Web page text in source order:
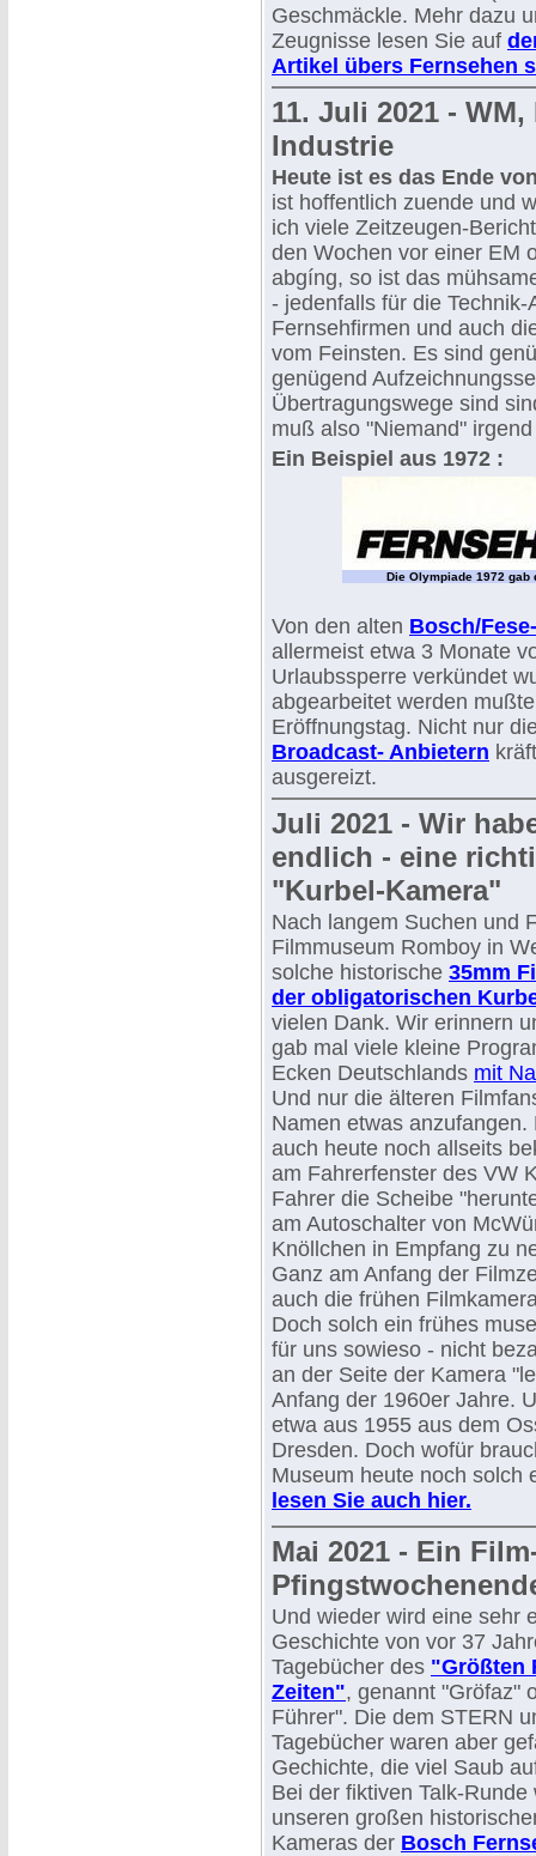
Geschmäckle. Mehr dazu
Zeugnisse lesen Sie auf
Artikel übers Fernsehen
11. Juli 2021 -
Industrie
Heute ist es das Ende
ist hoffentlich zuende und
ich viele Zeitzeugen-
den Wochen vor einer EM
abgíng, so ist das
- jedenfalls für die
Fernsehfirmen und auch
vom Feinsten. Es sind
genügend
Übertragungswege sind
muß also "Niemand"
Ein Beispiel aus 1972 :
Die Olympiade 1972
Von den alten Bosch/
allermeist etwa 3 Monate
Urlaubssperre verkündet
abgearbeitet werden
Eröffnungstag. Nicht nur
Broadcast- Anbietern
ausgereizt.
Juli 2021 - Wir
endlich - eine
"Kurbel-Kamera"
Nach langem Suchen und
Filmmuseum Romboy in
solche historische 35mm
der obligatorischen
vielen Dank. Wir erinnern
gab mal viele kleine
Ecken Deutschlands mit
Und nur die älteren
Namen etwas anzufangen.
auch heute noch allseits
am Fahrerfenster des VW
Fahrer die Scheibe
am Autoschalter von
Knöllchen in Empfang zu
Ganz am Anfang der
auch die frühen
Doch solch ein frühes
für uns sowieso - nicht
an der Seite der Kamera
Anfang der 1960er Jahre.
etwa aus 1955 aus dem
Dresden. Doch wofür
Museum heute noch solch
lesen Sie auch hier.
Mai 2021 - Ein
Und wieder wird eine sehr
Geschichte von vor 37
Tagebücher des "Größten
Zeiten", genannt "Gröfaz"
Führer". Die dem STERN
Tagebücher waren aber
Gechichte, die viel Saub
Bei der fiktiven Talk-Runde
unseren großen
Kameras der Bosch